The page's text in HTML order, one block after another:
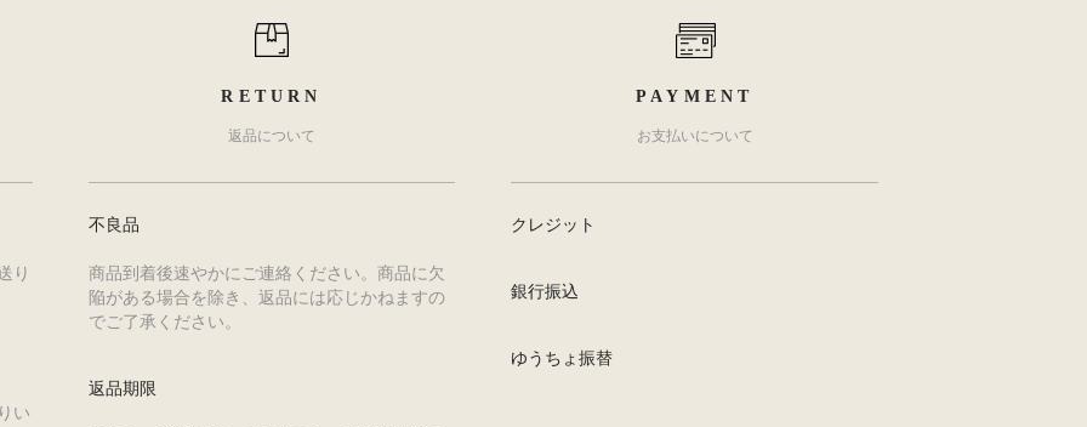
り
い
RETURN
返品について
不良品
商品到着後速やかにご連絡ください。商品に欠
陥がある場合を除き、返品には応じかねますの
でご了承ください。
返品期限
PAYMENT
お支払いについて
クレジット
銀行振込
ゆうちょ振替